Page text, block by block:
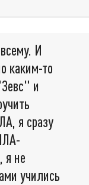
И
каким-то
и
я сразу
я не
учились